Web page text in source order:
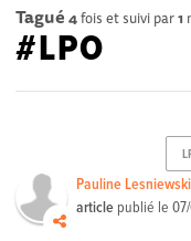
Tagué 4fois et suivi par1
#LPO
Pauline Lesniewski
article publié le